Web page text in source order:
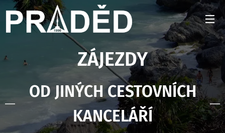
ZÁJEZDY
OD JINÝCH CESTOVNÍCH
KANCELÁŘÍ